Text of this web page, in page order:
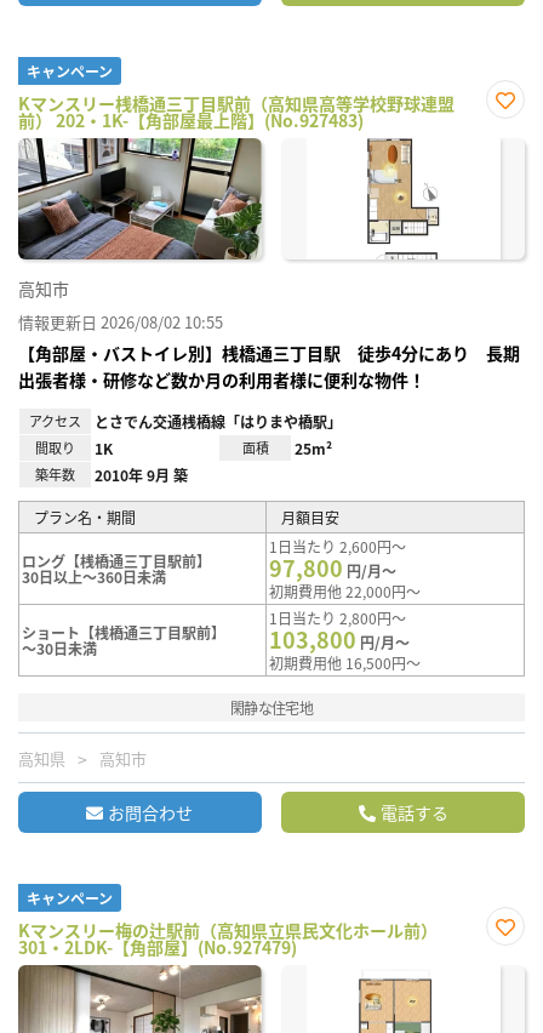
キャンペーン
Kマンスリー桟橋通三丁目駅前（高知県高等学校野球連盟
前） 202・1K-【角部屋最上階】(No.927483)
に入
高知市
情報更新日 2026/08/02 10:55
【角部屋・バストイレ別】桟橋通三丁目駅 徒歩4分にあり 長期
出張者様・研修など数か月の利用者様に便利な物件！
アクセス とさでん交通桟橋線「はりまや橋駅」
間取り 1K 面積 25m²
築年数 2010年 9月 築
プラン名・期間 月額目安
ロング【桟橋通三丁目駅前】
30日以上～360日未満
1日当たり 2,600円～
97,800 円/月～
初期費用他 22,000円～
ショート【桟橋通三丁目駅前】
～30日未満
1日当たり 2,800円～
103,800 円/月～
初期費用他 16,500円～
閑静な住宅地
高知県 高知市
お問合わせ 電話する
キャンペーン
Kマンスリー梅の辻駅前（高知県立県民文化ホール前）
301・2LDK-【角部屋】(No.927479)
に入